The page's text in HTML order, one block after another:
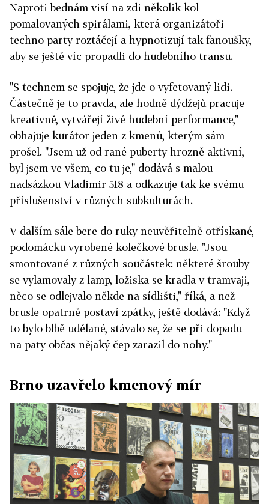
Naproti bednám visí na zdi několik kol
pomalovaných spirálami, která organizátoři
techno party roztáčejí a hypnotizují tak fanoušky,
aby se ještě víc propadli do hudebního transu.
"S technem se spojuje, že jde o vyfetovaný lidi.
Částečně je to pravda, ale hodně dýdžejů pracuje
kreativně, vytvářejí živé hudební performance,"
obhajuje kurátor jeden z kmenů, kterým sám
prošel. "Jsem už od rané puberty hrozně aktivní,
byl jsem ve všem, co tu je," dodává s malou
nadsázkou Vladimir 518 a odkazuje tak ke svému
příslušenství v různých subkulturách.
V dalším sále bere do ruky neuvěřitelně otřískané,
podomácku vyrobené kolečkové brusle. "Jsou
smontované z různých součástek: některé šrouby
se vylamovaly z lamp, ložiska se kradla v tramvaji,
něco se odlejvalo někde na sídlišti," říká, a než
brusle opatrně postaví zpátky, ještě dodává: "Když
to bylo blbě udělané, stávalo se, že se při dopadu
na paty občas nějaký čep zarazil do nohy."
Brno uzavřelo kmenový mír